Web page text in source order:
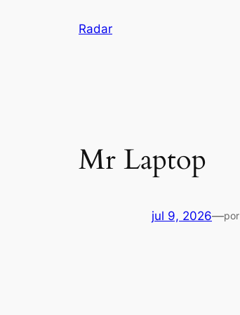
Radar
Mr Laptop
jul 9, 2026—por